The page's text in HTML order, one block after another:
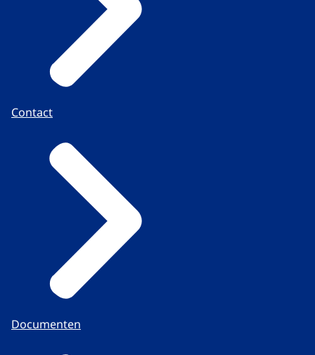
Contact
Documenten